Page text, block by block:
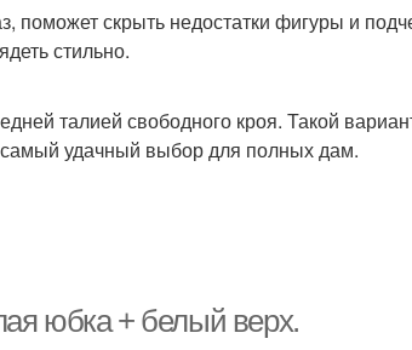
скрыть недостатки фигуры и
стильно.
талией свободного кроя. Такой
удачный выбор для полных дам.
юбка + белый верх.